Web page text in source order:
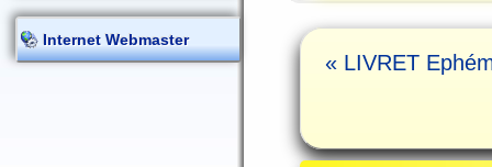
Internet Webmaster
« LIVRET